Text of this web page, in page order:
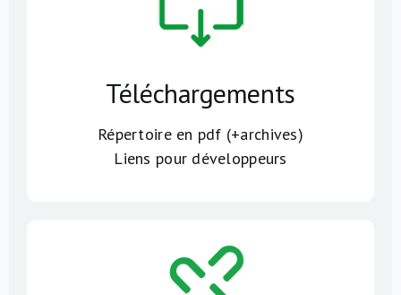
Téléchargements
Répertoire en pdf (+archives)
Liens pour développeurs